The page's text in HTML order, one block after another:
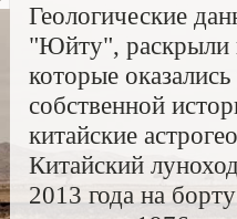
Геологические
"Юйту", раскрыли
которые
собственной
китайские
Китайский
2013 года на